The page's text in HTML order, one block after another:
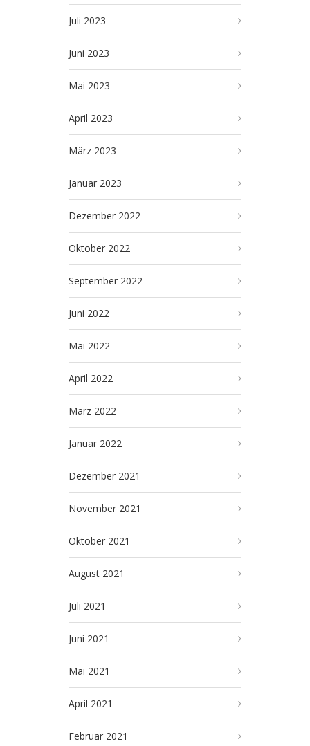
Juli 2023
Juni 2023
Mai 2023
April 2023
März 2023
Januar 2023
Dezember 2022
Oktober 2022
September 2022
Juni 2022
Mai 2022
April 2022
März 2022
Januar 2022
Dezember 2021
November 2021
Oktober 2021
August 2021
Juli 2021
Juni 2021
Mai 2021
April 2021
Februar 2021